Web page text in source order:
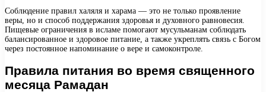
Соблюдение правил халяля и харама — это не только проявление
веры, но и способ поддержания здоровья и духовного равновесия.
Пищевые ограничения в исламе помогают мусульманам соблюдать
балансированное и здоровое питание, а также укреплять связь с Богом
через постоянное напоминание о вере и самоконтроле.
Правила питания во время священного
месяца Рамадан